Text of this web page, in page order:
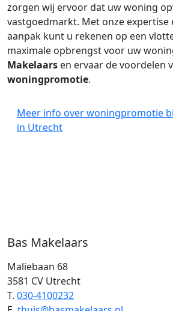
Bas Makelaars
Maliebaan 68
3581 CV Utrecht
T. 030-4100232
zorgen wij ervoor dat uw woning
vastgoedmarkt. Met onze expertise
aanpak kunt u rekenen op een
maximale opbrengst voor uw
Makelaars en ervaar de voordelen
woningpromotie.
Meer info over woningpromotie
in Utrecht